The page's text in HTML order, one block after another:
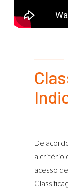
De
a critério
acesso